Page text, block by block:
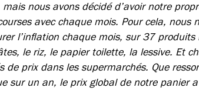
nous avons décidé d’avoir notre
avec chaque mois. Pour cela, nous
l’inflation chaque mois, sur 37 produits
le riz, le papier toilette, la lessive. Et
de prix dans les supermarchés. Que
sur un an, le prix global de notre panier